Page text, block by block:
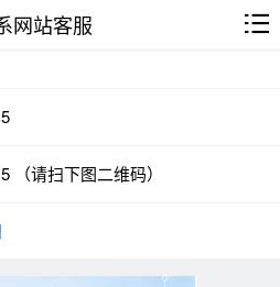
网站客服
（请扫下图二维码）